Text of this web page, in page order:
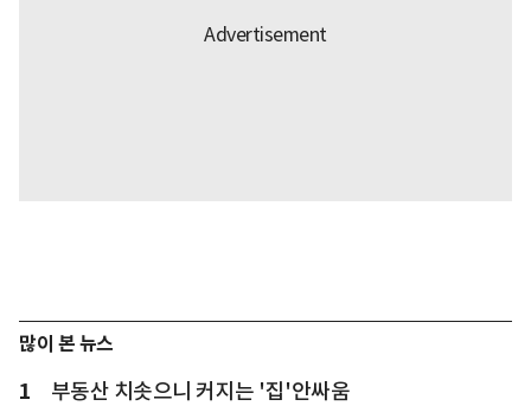
많이 본 뉴스
1 부동산 치솟으니 커지는 '집'안싸움